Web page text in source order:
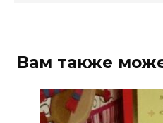
Вам также